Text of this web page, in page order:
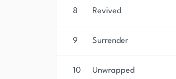
8 Revived
9 Surrender
10 Unwrapped